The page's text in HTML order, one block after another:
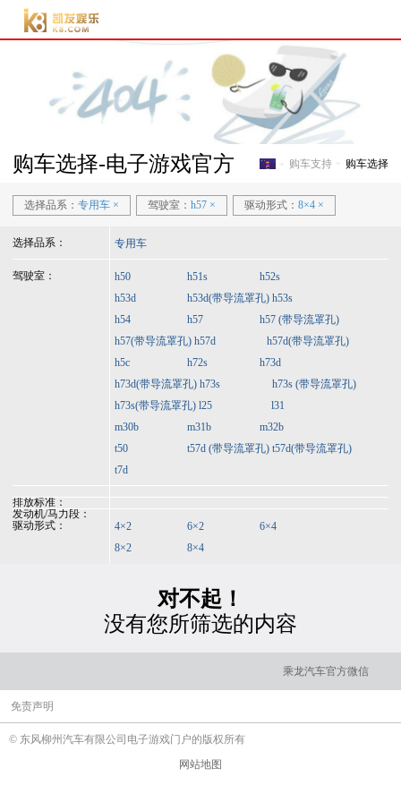
电子游戏官方-电子游
购车选择-电子游戏官方 购车支持 购车选择
选择品系： 专用车 × 驾驶室： h57 × 驱动形式： 8×4 ×
选择品系： 专用车
驾驶室： h50 h51s
h52s
h53d
h53d(带导流罩孔) h53s
h54
h57
h57 (带导流罩孔)
h57(带导流罩孔) h57d
h57d(带导流罩孔)
h5c
h72s
h73d
h73d(带导流罩孔) h73s
h73s (带导流罩孔)
h73s(带导流罩孔) l25
l31
m30b
m31b
m32b
t50
t57d (带导流罩孔) t57d(带导流罩孔)
t7d
排放标准：
发动机/马力段：
驱动形式：
4×2 6×2
6×4
8×2
8×4
对不起！
没有您所筛选的内容
乘龙汽车官方微信
免责声明
© 东风柳州汽车有限公司电子游戏门户的版权所有
网站地图